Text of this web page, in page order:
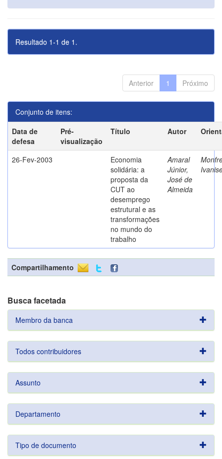
Resultado 1-1 de 1.
Anterior 1 Próximo
Conjunto de itens:
Data de
defesa
Pré-
visualização
Título Autor
26-Fev-2003
Economia
solidária: a
proposta da
CUT ao
desemprego
estrutural e as
transformações
no mundo do
trabalho
Amaral
Júnior,
José de
Almeida
Compartilhamento
Busca facetada
Membro da banca
Todos contribuidores
Assunto
Departamento
Tipo de documento